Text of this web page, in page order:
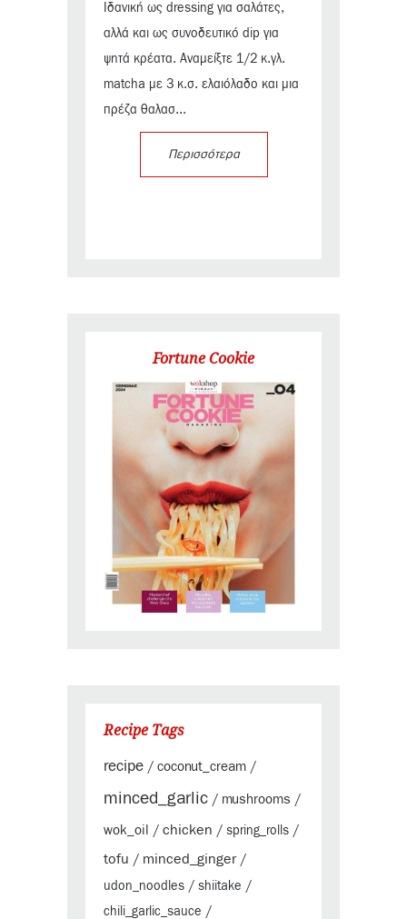
Ιδανική ως dressing για σαλάτες,
αλλά και ως συνοδευτικό dip για
ψητά κρέατα. Αναμείξτε 1/2 κ.γλ.
matcha με 3 κ.σ. ελαιόλαδο και μια
πρέζα θαλασ...
Περισσότερα
Fortune Cookie
Recipe Tags
recipe / coconut_cream /
minced_garlic / mushrooms /
wok_oil / chicken / spring_rolls /
tofu / minced_ginger/
udon_noodles / shiitake /
chili_garlic_sauce /